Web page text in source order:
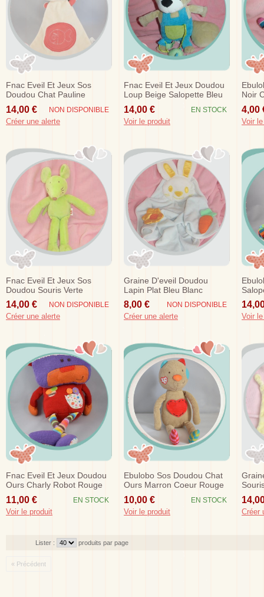
Fnac Eveil Et Jeux Sos
Doudou Chat Pauline
Orange Plat Ecru Poisson
14,00 € NON DISPONIBLE
Créer une alerte
Fnac Eveil Et Jeux Doudou
Loup Beige Salopette Bleu
Souris
14,00 € EN STOCK
Voir le produit
Noir
4,00
Voir
Fnac Eveil Et Jeux Sos
Doudou Souris Verte
14,00 € NON DISPONIBLE
Créer une alerte
Graine D'eveil Doudou
Lapin Plat Bleu Blanc
Carotte Sos
8,00 € NON DISPONIBLE
Créer une alerte Voir
Fnac Eveil Et Jeux Doudou
Ours Charly Robot Rouge
Sos
11,00 € EN STOCK
Voir le produit
Ebulobo Sos Doudou Chat
Ours Marron Coeur Rouge
10,00 € EN STOCK
Voir le produit Créer
Lister : produits par page
« Précédent